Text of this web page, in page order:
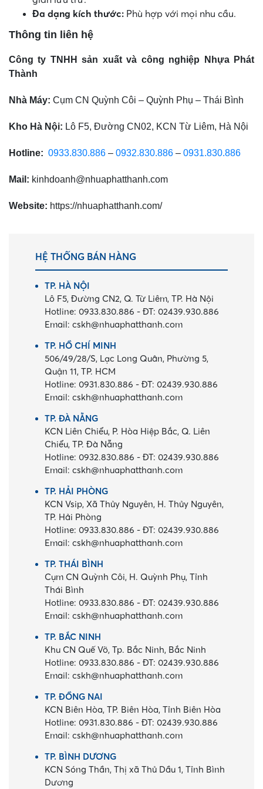
Đa dạng kích thước: Phù hợp với mọi nhu cầu.
Thông tin liên hệ
Công ty TNHH sản xuất và công nghiệp Nhựa Phát
Thành
Nhà Máy: Cụm CN Quỳnh Côi – Quỳnh Phụ – Thái Bình
Kho Hà Nội: Lô F5, Đường CN02, KCN Từ Liêm, Hà Nội
Hotline: 0933.830.886 – 0932.830.886 – 0931.830.886
Mail: kinhdoanh@nhuaphatthanh.com
Website: https://nhuaphatthanh.com/
HỆ THỐNG BÁN HÀNG
TP. HÀ NỘI
Lô F5, Đường CN2, Q. Từ Liêm, TP. Hà Nội
Hotline: 0933.830.886 -ĐT: 02439.930.886
Email:cskh@nhuaphatthanh.com
TP. HỒ CHÍ MINH
506/49/28/S, Lạc Long Quân, Phường 5,
Quận 11, TP. HCM
Hotline: 0931.830.886 -ĐT: 02439.930.886
Email:cskh@nhuaphatthanh.com
TP. ĐÀ NẴNG
KCN Liên Chiểu, P. Hòa Hiệp Bắc, Q. Liên
Chiểu, TP. Đà Nẵng
Hotline: 0932.830.886 -ĐT: 02439.930.886
Email:cskh@nhuaphatthanh.com
TP. HẢI PHÒNG
KCN Vsip, Xã Thủy Nguyên, H. Thủy Nguyên,
TP. Hải Phòng
Hotline: 0933.830.886 -ĐT: 02439.930.886
Email:cskh@nhuaphatthanh.com
TP. THÁI BÌNH
Cụm CN Quỳnh Côi, H. Quỳnh Phụ, Tỉnh
Thái Bình
Hotline: 0933.830.886 -ĐT: 02439.930.886
Email:cskh@nhuaphatthanh.com
TP. BẮC NINH
Khu CN Quế Võ, Tp. Bắc Ninh, Bắc Ninh
Hotline: 0933.830.886 -ĐT: 02439.930.886
Email:cskh@nhuaphatthanh.com
TP. ĐỒNG NAI
KCN Biên Hòa, TP. Biên Hòa, Tỉnh Biên Hòa
Hotline: 0931.830.886 -ĐT: 02439.930.886
Email:cskh@nhuaphatthanh.com
TP. BÌNH DƯƠNG
KCN Sóng Thần, Thị xã Thủ Dầu 1, Tỉnh Bình
Dương